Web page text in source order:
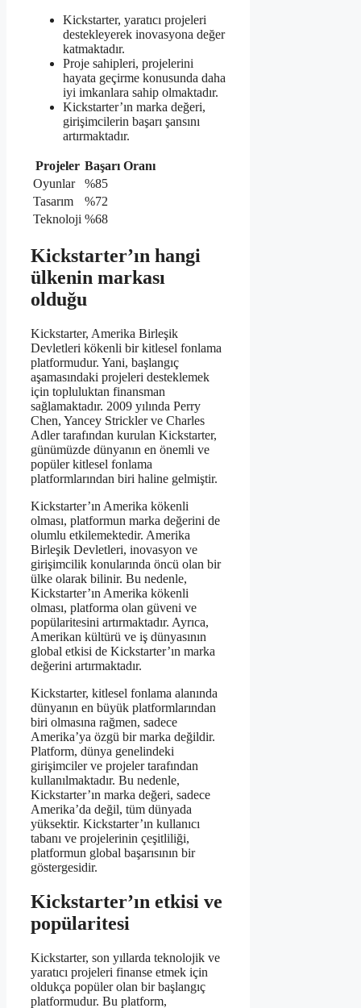
Kickstarter, yaratıcı projeleri
destekleyerek inovasyona değer
katmaktadır.
Proje sahipleri, projelerini
hayata geçirme konusunda daha
iyi imkanlara sahip olmaktadır.
Kickstarter’ın marka değeri,
girişimcilerin başarı şansını
artırmaktadır.
Projeler Başarı Oranı
Oyunlar
%85
Tasarım
%72
Teknoloji %68
Kickstarter’ın hangi
ülkenin markası
olduğu
Kickstarter, Amerika Birleşik
Devletleri kökenli bir kitlesel fonlama
platformudur. Yani, başlangıç
aşamasındaki projeleri desteklemek
için topluluktan finansman
sağlamaktadır. 2009 yılında Perry
Chen, Yancey Strickler ve Charles
Adler tarafından kurulan Kickstarter,
günümüzde dünyanın en önemli ve
popüler kitlesel fonlama
platformlarından biri haline gelmiştir.
Kickstarter’ın Amerika kökenli
olması, platformun marka değerini de
olumlu etkilemektedir. Amerika
Birleşik Devletleri, inovasyon ve
girişimcilik konularında öncü olan bir
ülke olarak bilinir. Bu nedenle,
Kickstarter’ın Amerika kökenli
olması, platforma olan güveni ve
popülaritesini artırmaktadır. Ayrıca,
Amerikan kültürü ve iş dünyasının
global etkisi de Kickstarter’ın marka
değerini artırmaktadır.
Kickstarter, kitlesel fonlama alanında
dünyanın en büyük platformlarından
biri olmasına rağmen, sadece
Amerika’ya özgü bir marka değildir.
Platform, dünya genelindeki
girişimciler ve projeler tarafından
kullanılmaktadır. Bu nedenle,
Kickstarter’ın marka değeri, sadece
Amerika’da değil, tüm dünyada
yüksektir. Kickstarter’ın kullanıcı
tabanı ve projelerinin çeşitliliği,
platformun global başarısının bir
göstergesidir.
Kickstarter’ın etkisi ve
popülaritesi
Kickstarter, son yıllarda teknolojik ve
yaratıcı projeleri finanse etmek için
oldukça popüler olan bir başlangıç
platformudur. Bu platform,